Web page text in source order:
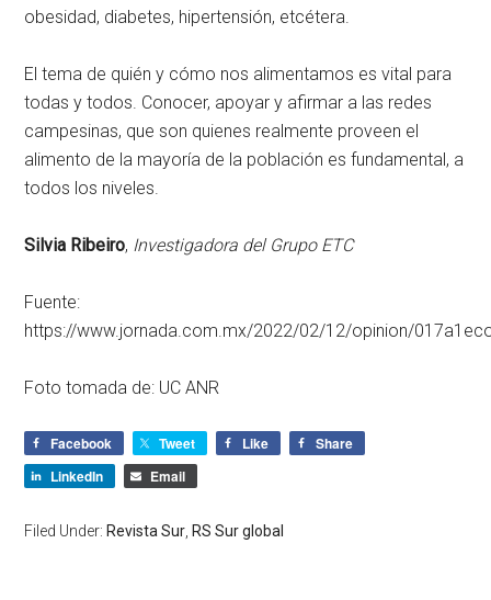
obesidad, diabetes, hipertensión, etcétera.
El tema de quién y cómo nos alimentamos es vital para
todas y todos. Conocer, apoyar y afirmar a las redes
campesinas, que son quienes realmente proveen el
alimento de la mayoría de la población es fundamental, a
todos los niveles.
Silvia Ribeiro, Investigadora del Grupo ETC
Fuente:
https://www.jornada.com.mx/2022/02/12/opinion/
Foto tomada de: UC ANR
Facebook Tweet Like
Share
LinkedIn
Email
Filed Under:Revista Sur ,RS Sur global